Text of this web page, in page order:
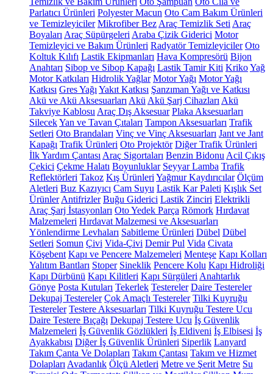
Parlatıcı Ürünleri Polyester Macun Oto Cam Bakım Ürünleri
ve Temizleyiciler Mikrofiber Bez Araç Temizlik Seti Araç
Boyaları Araç Süpürgeleri Araba Çizik Giderici Motor
Temizleyici ve Bakım Ürünleri Radyatör Temizleyiciler Oto
Koltuk Kılıfı Lastik Ekipmanları Hava Kompresörü Bijon
Anahtarı Sibop ve Sibop Kapağı Lastik Tamir Kiti KrikoYağ
Motor Katkıları Hidrolik Yağlar Motor Yağı Motor Yağı
Katkısı Gres Yağı Yakıt Katkısı Şanzıman Yağı ve Katkısı
Akü ve Akü Aksesuarları Akü Akü Şarj Cihazları Akü
Takviye Kablosu Araç Dış Aksesuar Plaka Aksesuarları
SilecekYan ve Tavan Çıtaları Tampon Aksesuarları Trafik
Setleri Oto Brandaları Vinç ve Vinç Aksesuarları Jant ve Jant
Kapağı Trafik Ürünleri Oto Projektör Diğer Trafik Ürünleri
İlk Yardım Çantası Araç Sigortaları Benzin Bidonu Acil Çıkış
Çekici Çekme Halatı Boyunluklar Seyyar Lamba Trafik
Reflektörleri Takoz Kış Ürünleri Yağmur Kaydırıcılar Ölçüm
Aletleri Buz Kazıyıcı Cam Suyu Lastik Kar Paleti Kışlık Set
Ürünler Antifrizler Buğu Giderici Lastik Zinciri Elektrikli
Araç Şarj İstasyonları Oto Yedek Parça Römork Hırdavat
Malzemeleri Hırdavat Malzemesi ve Aksesuarları
Yönlendirme Levhaları Sabitleme Ürünleri Dübel Dübel
Setleri Somun Çivi Vida-Çivi Demir Pul Vida Civata
Köşebent Kapı ve Pencere Malzemeleri Menteşe Kapı Kolları
Yalıtım Bantları Stoper Sineklik Pencere Kolu Kapı Hidroliği
Kapı Dürbünü Kapı Kilitleri Kapı Sürgüleri Anahtarlık
Gönye Posta Kutuları Tekerlek Testereler Daire Testereler
Dekupaj Testereler Çok Amaçlı Testereler Tilki Kuyruğu
Testereler Testere Aksesuarları Tilki Kuyruğu Testere Ucu
Daire Testere Bıçağı Dekupaj Testere Ucu İş Güvenlik
Malzemeleri İş Güvenlik Gözlükleri İş Eldiveni İş Elbisesi İş
Ayakkabısı Diğer İş Güvenlik Ürünleri Siperlik Lanyard
Takım Çanta Ve Dolapları Takım Çantası Takım ve Hizmet
Dolapları Avadanlık Ölçü Aletleri Metre ve Şerit Metre Su